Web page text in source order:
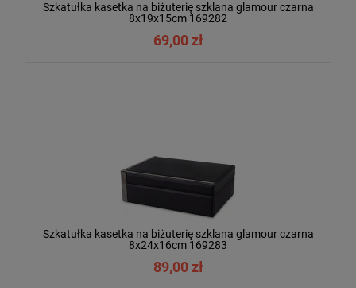
Szkatułka kasetka na biżuterię szklana glamour czarna
8x19x15cm 169282
69,00 zł
Szkatułka kasetka na biżuterię szklana glamour czarna
8x24x16cm 169283
89,00 zł